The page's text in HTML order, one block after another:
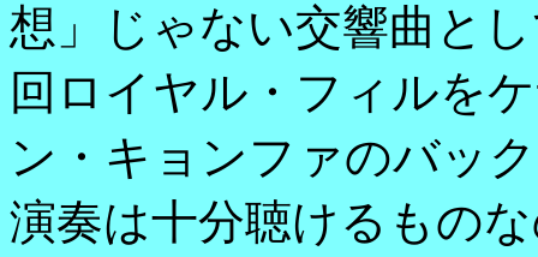
想」じゃない交響曲と
回ロイヤル・フィルを
ン・キョンファのバッ
演奏は十分聴けるもの